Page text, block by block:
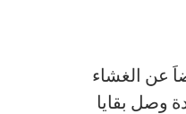
عن الغشاء
وصل بقايا